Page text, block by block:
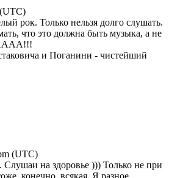
рок. Только нельзя долго слушать.
что это должна быть музыка, а не
и Поганини - чистейший
(UTC)
Слушаи на здоровье ))) Только не при
конечно, всякая. Я разное